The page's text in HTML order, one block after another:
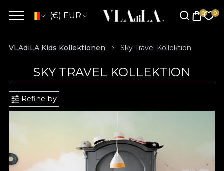
(€) EUR
VLAdiLA Kids Kollektionen Sky Travel Kollektion
SKY TRAVEL KOLLEKTION
Refine by